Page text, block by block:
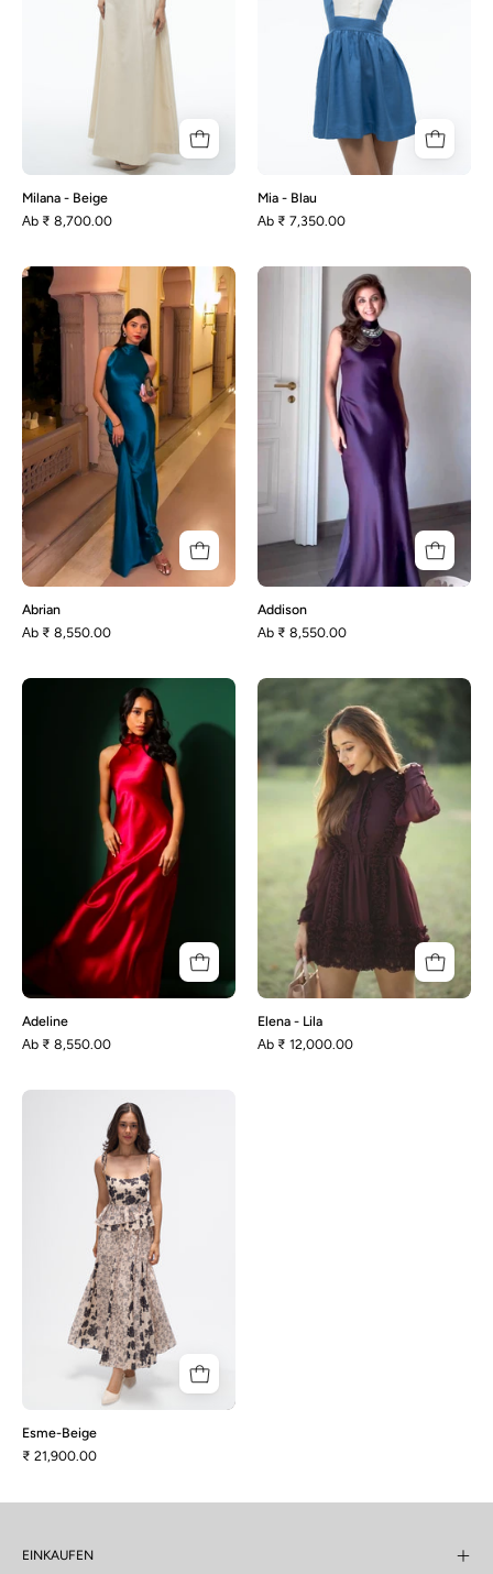
Milana - Beige
Аb ₹ 8,700.00
Mia - Blau
Аb ₹ 7,350.00
Abrian
Abrian
Аb ₹ 8,550.00
Addison
Addison
Аb ₹ 8,550.00
Adeline
Adeline
Аb ₹ 8,550.00
Elena
-
Lila
Elena - Lila
Аb ₹ 12,000.00
Esme-
Beige
Esme-Beige
₹ 21,900.00
EINKAUFEN